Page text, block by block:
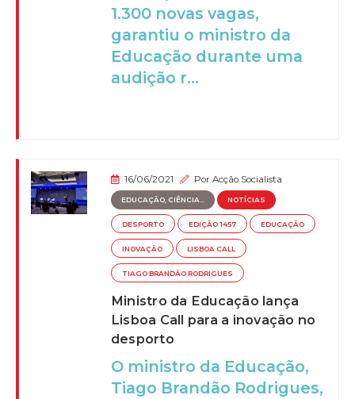
1.300 novas vagas,
garantiu o ministro da
Educação durante uma
audição r...
16/06/2021 PorAcção Socialista
EDUCAÇÃO, CIÊNCIA... NOTÍCIAS
DESPORTO EDIÇÃO 1457 EDUCAÇÃO
INOVAÇÃO LISBOA CALL
TIAGO BRANDÃO RODRIGUES
Ministro da Educação lança
Lisboa Call para a inovação no
desporto
O ministro da Educação,
Tiago Brandão Rodrigues,